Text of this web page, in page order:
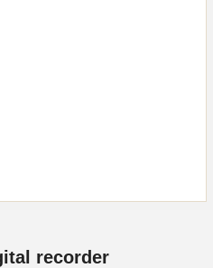
recorder